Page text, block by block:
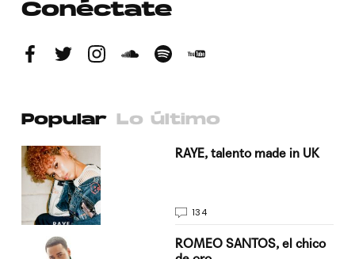
Conéctate
Popular Lo último
RAYE, talento made in UK
134
ROMEO SANTOS, el chico